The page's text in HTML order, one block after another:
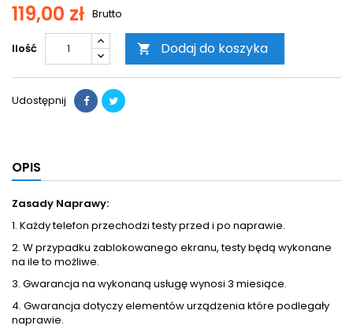
119,00 zł Brutto
Ilość  Dodaj do koszyka
Udostępnij
OPIS
Zasady Naprawy:
1. Każdy telefon przechodzi testy przed i po naprawie.
2. W przypadku zablokowanego ekranu, testy będą wykonane
na ile to możliwe.
3. Gwarancja na wykonaną usługę wynosi 3 miesiące.
4. Gwarancja dotyczy elementów urządzenia które podlegały
naprawie.